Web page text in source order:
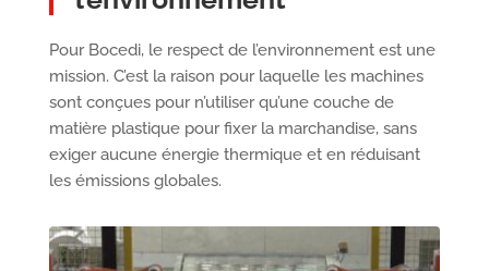
Pour Bocedi, le respect de l’environnement est une
mission. C’est la raison pour laquelle les machines
sont conçues pour n’utiliser qu’une couche de
matière plastique pour fixer la marchandise, sans
exiger aucune énergie thermique et en réduisant
les émissions globales.